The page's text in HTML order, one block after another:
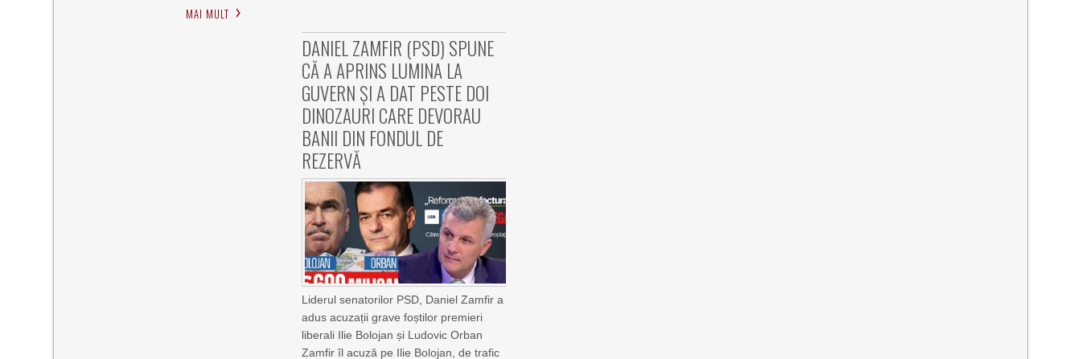
MAI MULT
DANIEL ZAMFIR (PSD) SPUNE
CĂ A APRINS LUMINA LA
GUVERN ȘI A DAT PESTE DOI
DINOZAURI CARE DEVORAU
BANII DIN FONDUL DE
REZERVĂ
Liderul senatorilor PSD, Daniel Zamfir a
adus acuzații grave foștilor premieri
liberali Ilie Bolojan și Ludovic Orban
Zamfir îl acuză pe Ilie Bolojan, de trafic